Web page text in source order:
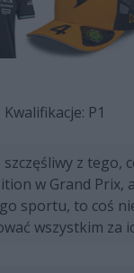
P1
z tego,
w Grand Prix,
sportu, to coś
wszystkim za